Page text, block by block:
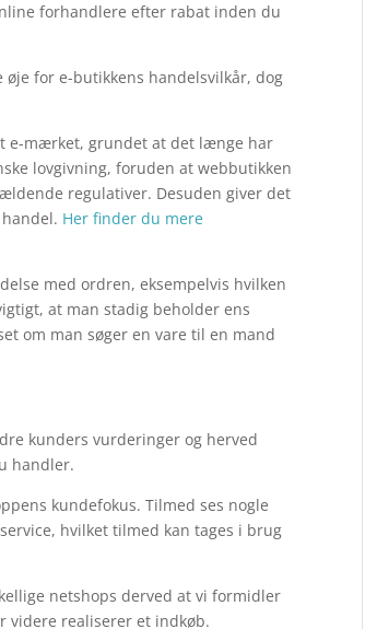
forhandlere efter rabat inden du
for e-butikkens handelsvilkår, dog
e-mærket, grundet at det længe har
lovgivning, foruden at webbutikken
regulativer. Desuden giver det
Her finder du mere
med ordren, eksempelvis hvilken
at man stadig beholder ens
om man søger en vare til en mand
kunders vurderinger og herved
handler.
kundefokus. Tilmed ses nogle
hvilket tilmed kan tages i brug
netshops derved at vi formidler
videre realiserer et indkøb.